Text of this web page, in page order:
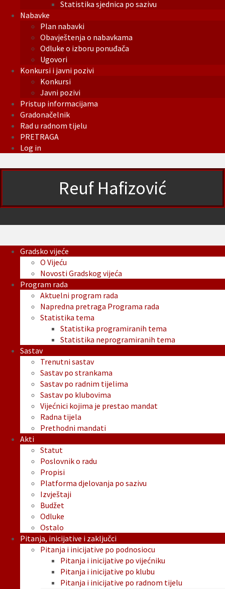
Statistika sjednica po sazivu
Nabavke
Plan nabavki
Obavještenja o nabavkama
Odluke o izboru ponuđača
Ugovori
Konkursi i javni pozivi
Konkursi
Javni pozivi
Pristup informacijama
Gradonačelnik
Rad u radnom tijelu
PRETRAGA
Log in
Reuf Hafizović
Gradsko vijeće
O Vijeću
Novosti Gradskog vijeća
Program rada
Aktuelni program rada
Napredna pretraga Programa rada
Statistika tema
Statistika programiranih tema
Statistika neprogramiranih tema
Sastav
Trenutni sastav
Sastav po strankama
Sastav po radnim tijelima
Sastav po klubovima
Vijećnici kojima je prestao mandat
Radna tijela
Prethodni mandati
Akti
Statut
Poslovnik o radu
Propisi
Platforma djelovanja po sazivu
Izvještaji
Budžet
Odluke
Ostalo
Pitanja, inicijative i zaključci
Pitanja i inicijative po podnosiocu
Pitanja i inicijative po vijećniku
Pitanja i inicijative po klubu
Pitanja i inicijative po radnom tijelu